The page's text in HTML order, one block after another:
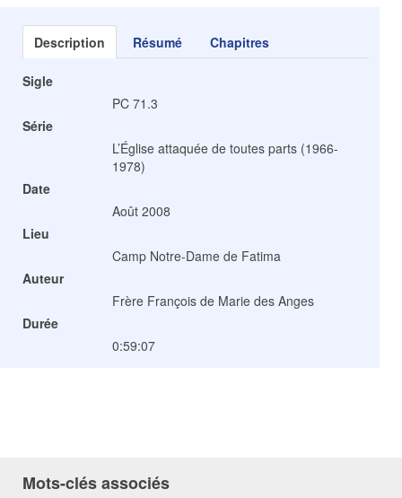
Description Résumé Chapitres
Sigle
PC 71.3
Série
L’Église attaquée de toutes parts (1966-
1978)
Date
Août 2008
Lieu
Camp Notre-Dame de Fatima
Auteur
Frère François de Marie des Anges
Durée
0:59:07
Mots-clés associés